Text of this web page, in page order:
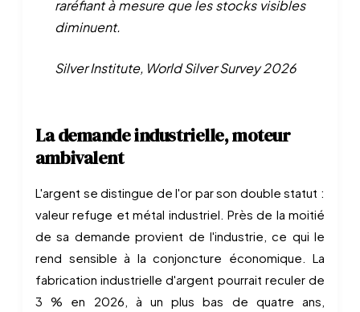
raréfiant à mesure que les stocks visibles
diminuent.
Silver Institute, World Silver Survey 2026
La demande industrielle, moteur
ambivalent
L'argent se distingue de l'or par son double statut :
valeur refuge et métal industriel. Près de la moitié
de sa demande provient de l'industrie, ce qui le
rend sensible à la conjoncture économique. La
fabrication industrielle d'argent pourrait reculer de
3 % en 2026, à un plus bas de quatre ans,